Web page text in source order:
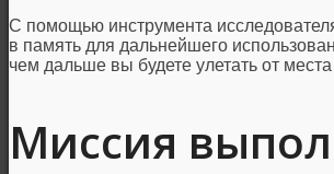
С помощью инструмента
в память для дальнейшего
чем дальше вы будете улетать от
Миссия